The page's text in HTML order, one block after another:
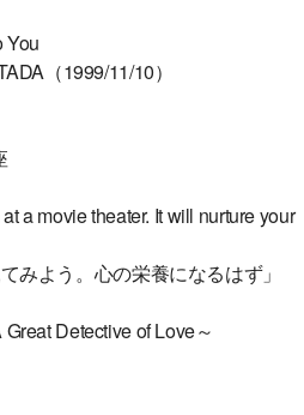
You
（1999/11/10）
a movie theater. It will nurture your
みよう。心の栄養になるはず」
Detective of Love～